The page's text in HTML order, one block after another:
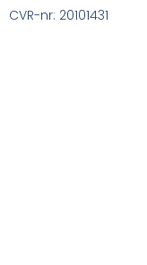
CVR-nr: 20101431